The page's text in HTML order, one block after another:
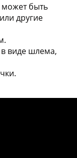
может быть
другие
виде шлема,